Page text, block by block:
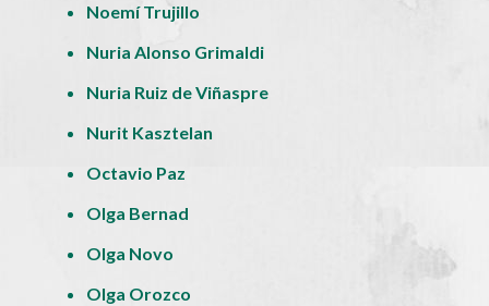
Noemí Trujillo
Nuria Alonso Grimaldi
Nuria Ruiz de Viñaspre
Nurit Kasztelan
Octavio Paz
Olga Bernad
Olga Novo
Olga Orozco